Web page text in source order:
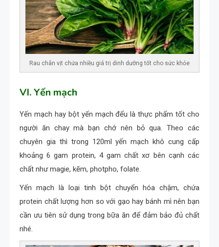
Rau chân vịt chứa nhiều giá trị dinh dưỡng tốt cho sức khỏe
VI. Yến mạch
Yến mạch hay bột yến mạch đểu là thực phẩm tốt cho
người ăn chay mà bạn chớ nên bỏ qua. Theo các
chuyên gia thì trong 120ml yến mạch khô cung cấp
khoảng 6 gam protein, 4 gam chất xơ bên cạnh các
chất như magie, kẽm, photpho, folate.
Yến mạch là loại tinh bột chuyển hóa chậm, chứa
protein chất lượng hơn so với gạo hay bánh mì nên bạn
cần ưu tiên sử dụng trong bữa ăn để đảm bảo đủ chất
nhé.